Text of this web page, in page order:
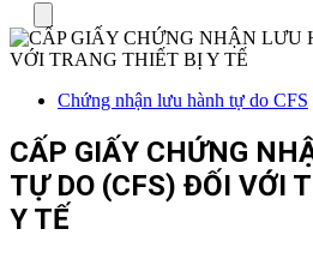
Chứng nhận lưu hành tự do CFS
CẤP GIẤY CHỨNG
TỰ DO (CFS) ĐỐI VỚI
Y TẾ